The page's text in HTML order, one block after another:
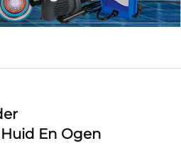
En Ogen